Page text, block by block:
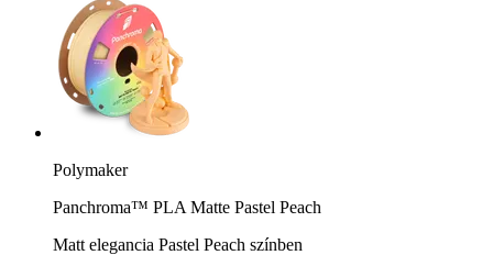
Polymaker
Panchroma™ PLA Matte Pastel Peach
Matt elegancia Pastel Peach színben